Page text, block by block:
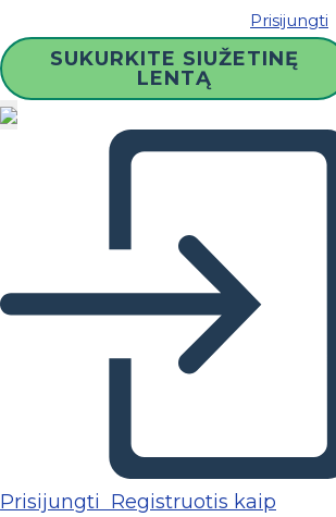
Prisijungti
SUKURKITE SIUŽETINĘ
LENTĄ
Prisijungti Registruotis kaip